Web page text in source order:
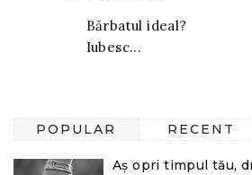
Bărbatul ideal?
Iubesc...
POPULAR RECENT
Aș opri timpul tău,